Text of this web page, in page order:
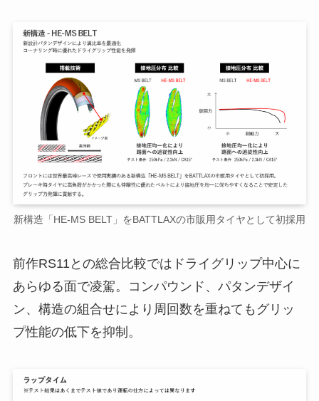
新構造「HE-MS BELT」をBATTLAXの市販用タイヤとして初採用
前作RS11との総合比較ではドライグリップ中心に
あらゆる面で凌駕。コンパウンド、パタンデザイ
ン、構造の組合せにより周回数を重ねてもグリッ
プ性能の低下を抑制。